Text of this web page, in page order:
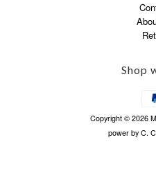
Shop
Copyright © 2026
power byC.